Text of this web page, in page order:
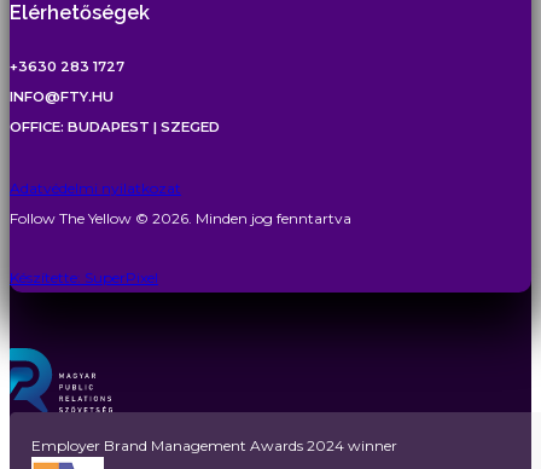
Elérhetőségek
+3630 283 1727
INFO@FTY.HU
OFFICE: BUDAPEST | SZEGED
Adatvédelmi nyilatkozat
Follow The Yellow © 2026. Minden jog fenntartva
Készítette: SuperPixel
Employer Brand Management Awards 2024 winner